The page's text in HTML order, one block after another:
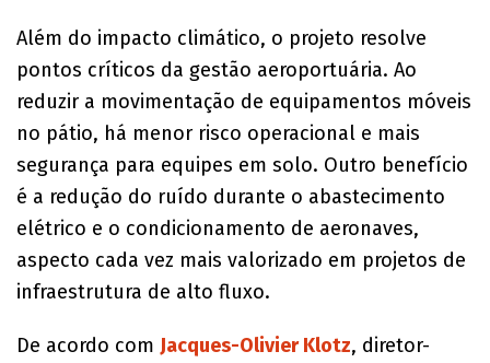
Além do impacto climático, o projeto resolve
pontos críticos da gestão aeroportuária. Ao
reduzir a movimentação de equipamentos móveis
no pátio, há menor risco operacional e mais
segurança para equipes em solo. Outro benefício
é a redução do ruído durante o abastecimento
elétrico e o condicionamento de aeronaves,
aspecto cada vez mais valorizado em projetos de
infraestrutura de alto fluxo.
De acordo com Jacques-Olivier Klotz, diretor-